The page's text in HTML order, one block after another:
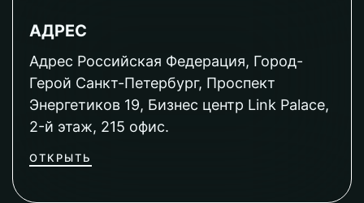
АДРЕС
Адрес Российская Федерация, Город-
Герой Санкт-Петербург, Проспект
Энергетиков 19, Бизнес центр Link Palace,
2-й этаж, 215 офис.
ОТКРЫТЬ